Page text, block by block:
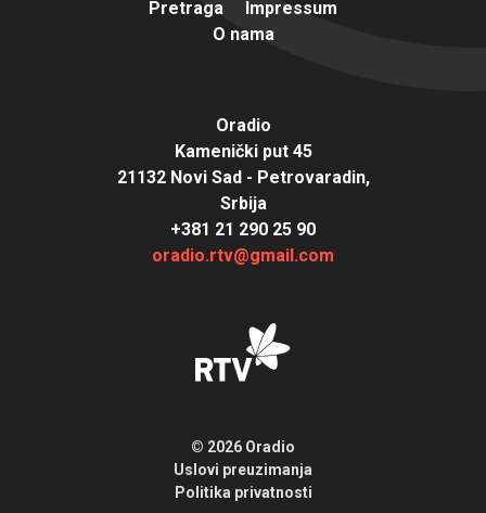
Pretraga
Impressum
O nama
Oradio
Kamenički put 45
21132 Novi Sad - Petrovaradin,
Srbija
+381 21 290 25 90
oradio.rtv@gmail.com
© 2026 Oradio
Uslovi preuzimanja
Politika privatnosti